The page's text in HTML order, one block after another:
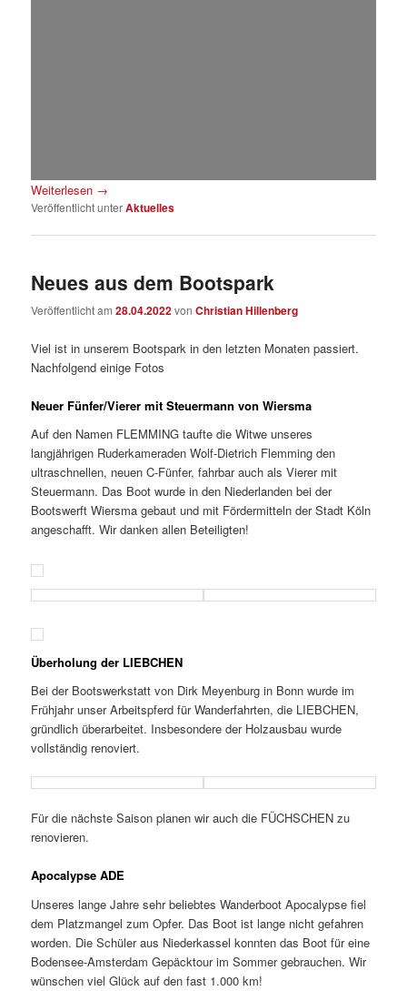
Weiterlesen →
Veröffentlicht unterAktuelles
Neues aus dem Bootspark
Veröffentlicht am28.04.2022vonChristian Hillenberg
Viel ist in unserem Bootspark in den letzten Monaten passiert.
Nachfolgend einige Fotos
Neuer Fünfer/Vierer mit Steuermann von Wiersma
Auf den Namen FLEMMING taufte die Witwe unseres
langjährigen Ruderkameraden Wolf-Dietrich Flemming den
ultraschnellen, neuen C-Fünfer, fahrbar auch als Vierer mit
Steuermann. Das Boot wurde in den Niederlanden bei der
Bootswerft Wiersma gebaut und mit Fördermitteln der Stadt Köln
angeschafft. Wir danken allen Beteiligten!
Überholung der LIEBCHEN
Bei der Bootswerkstatt von Dirk Meyenburg in Bonn wurde im
Frühjahr unser Arbeitspferd für Wanderfahrten, die LIEBCHEN,
gründlich überarbeitet. Insbesondere der Holzausbau wurde
vollständig renoviert.
Für die nächste Saison planen wir auch die FÜCHSCHEN zu
renovieren.
Apocalypse ADE
Unseres lange Jahre sehr beliebtes Wanderboot Apocalypse fiel
dem Platzmangel zum Opfer. Das Boot ist lange nicht gefahren
worden. Die Schüler aus Niederkassel konnten das Boot für eine
Bodensee-Amsterdam Gepäcktour im Sommer gebrauchen. Wir
wünschen viel Glück auf den fast 1.000 km!